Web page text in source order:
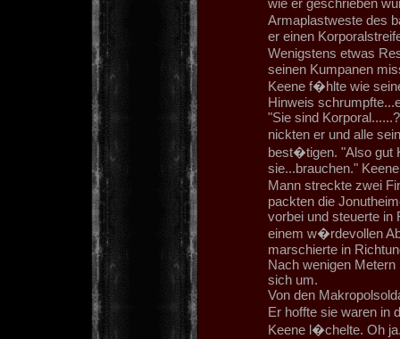
wie er geschrieben
Armaplastweste des
er einen
Wenigstens etwas
seinen Kumpanen
Keene f�hlte wie
Hinweis
"Sie sind
nickten er und alle
best�tigen. "Also gut
sie...brauchen."
Mann streckte zwei
packten die
vorbei und steuerte in
einem w�rdevollen
marschierte in
Nach wenigen
sich um.
Von den
Er hoffte sie waren in
Keene l�chelte. Oh